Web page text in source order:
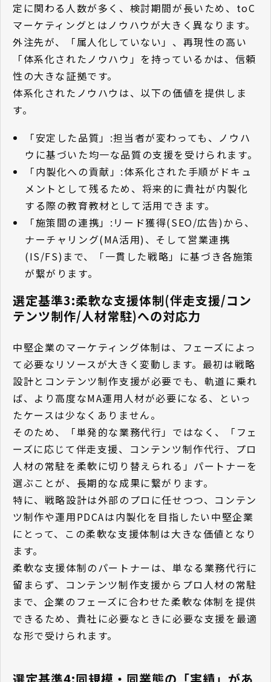
定に関わる人数が多く、検討期間が長いため、toC
マーケティングとはノウハウが大きく異なります。
外注先が、「属人化していない」、再現性の高い
「体系化されたノウハウ」を持っているかは、信頼
性の大きな証拠です。
体系化されたノウハウは、以下の価値を提供しま
す。
「安定した品質」:担当者が変わっても、ノウハ
ウに基づいた均一な品質の支援を受けられます。
「内製化への貢献」:体系化された手順がドキュ
メントとして残るため、将来的に貴社が内製化
する際の教育教材として活用できます。
「施策間の連携」:リード獲得(SEO/広告)から、
ナーチャリング(MA活用)、そして営業連携
(IS/FS)まで、「一貫した戦略」に基づき各施策
が繋がります。
選定基準3:柔軟な支援体制(伴走支援/コン
テンツ制作/人材常駐)への対応力
中堅企業のマーケティング体制は、フェーズによっ
て必要なリソースが大きく変動します。最初は戦略
設計とコンテンツ制作支援が必要でも、軌道に乗れ
ば、より高度なMA運用人材が必要になる、といっ
たケースは少なくありません。
そのため、「単発的な業務代行」ではなく、「フェ
ーズに応じて伴走支援、コンテンツ制作代行、プロ
人材の常駐を柔軟に切り替えられる」パートナーを
選ぶことが、長期的な成果に繋がります。
特に、戦略設計は外部のプロに任せつつ、コンテン
ツ制作や運用PDCAは内製化を目指したい中堅企業
にとって、この柔軟な支援体制は大きな価値となり
ます。
柔軟な支援体制のパートナーは、単なる業務代行に
留まらず、コンテンツ制作支援からプロ人材の常駐
まで、企業のフェーズに合わせた柔軟な体制を提供
できるため、貴社に必要なときに必要な支援を最適
な形で受けられます。